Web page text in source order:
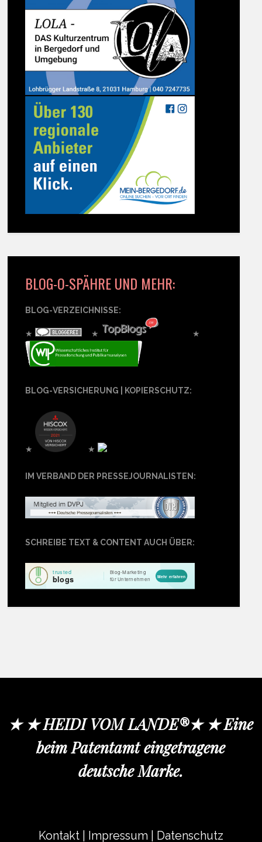
BLOG-O-SPÄHRE UND MEHR:
BLOG-VERZEICHNISSE:
★ ★ ★
BLOG-VERSICHERUNG | KOPIERSCHUTZ:
★ ★
IM VERBAND DER PRESSEJOURNALISTEN:
SCHREIBE TEXT & CONTENT AUCH ÜBER:
★ ★ HEIDI VOM LANDE®★ ★ Eine
beim Patentamt eingetragene
deutsche Marke.
Kontakt Impressum Datenschutz